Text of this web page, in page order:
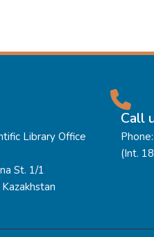
Library Office
St. 1/1
Call
(Int.